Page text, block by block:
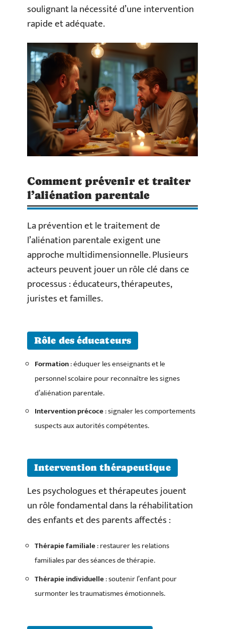
soulignant la nécessité d’une intervention
rapide et adéquate.
Comment prévenir et traiter
l’aliénation parentale
La prévention et le traitement de
l’aliénation parentale exigent une
approche multidimensionnelle. Plusieurs
acteurs peuvent jouer un rôle clé dans ce
processus : éducateurs, thérapeutes,
juristes et familles.
Rôle des éducateurs
Formation: éduquer les enseignants et le
personnel scolaire pour reconnaître les signes
d’aliénation parentale.
Intervention précoce: signaler les comportements
suspects aux autorités compétentes.
Intervention thérapeutique
Les psychologues et thérapeutes jouent
un rôle fondamental dans la réhabilitation
des enfants et des parents affectés :
Thérapie familiale: restaurer les relations
familiales par des séances de thérapie.
Thérapie individuelle: soutenir l’enfant pour
surmonter les traumatismes émotionnels.